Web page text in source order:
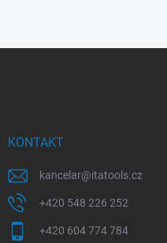
KONTAKT
kancelar@itatools.cz
+420 548 226 252
+420 604 774 784